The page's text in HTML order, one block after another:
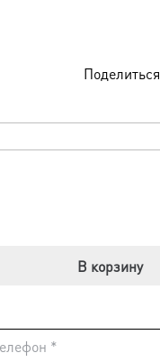
Поделиться
В корзину